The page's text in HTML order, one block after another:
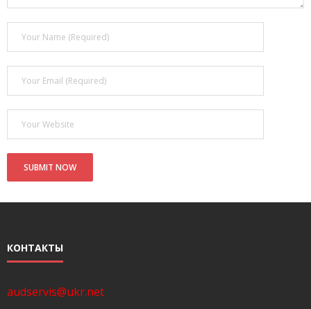
- Покупка усилителя после апгрейда. Случай с Амфитоном
- Конфигурирование и настройка акустических систем для
концертных залов
- Улучшаем звучание — подготовка помещения для
прослушивания музыки.
- Выбираем автомагнитолу
Контакты
КОНТАКТЫ
audservis@ukr.net